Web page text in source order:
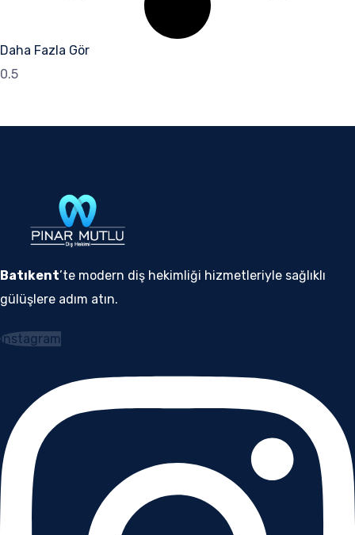
Daha Fazla Gör
Batıkent’te modern diş hekimliği hizmetleriyle sağlıklı
gülüşlere adım atın.
Instagram